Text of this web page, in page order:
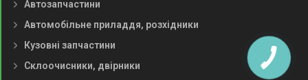
Автозапчастини
Автомобільне приладдя, розхідники
Кузовні запчастини
Склоочисники, двірники